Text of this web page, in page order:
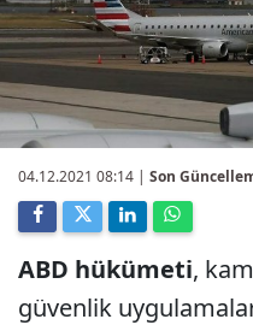
04.12.2021 08:14 | Son
ABD hükümeti,
güvenlik